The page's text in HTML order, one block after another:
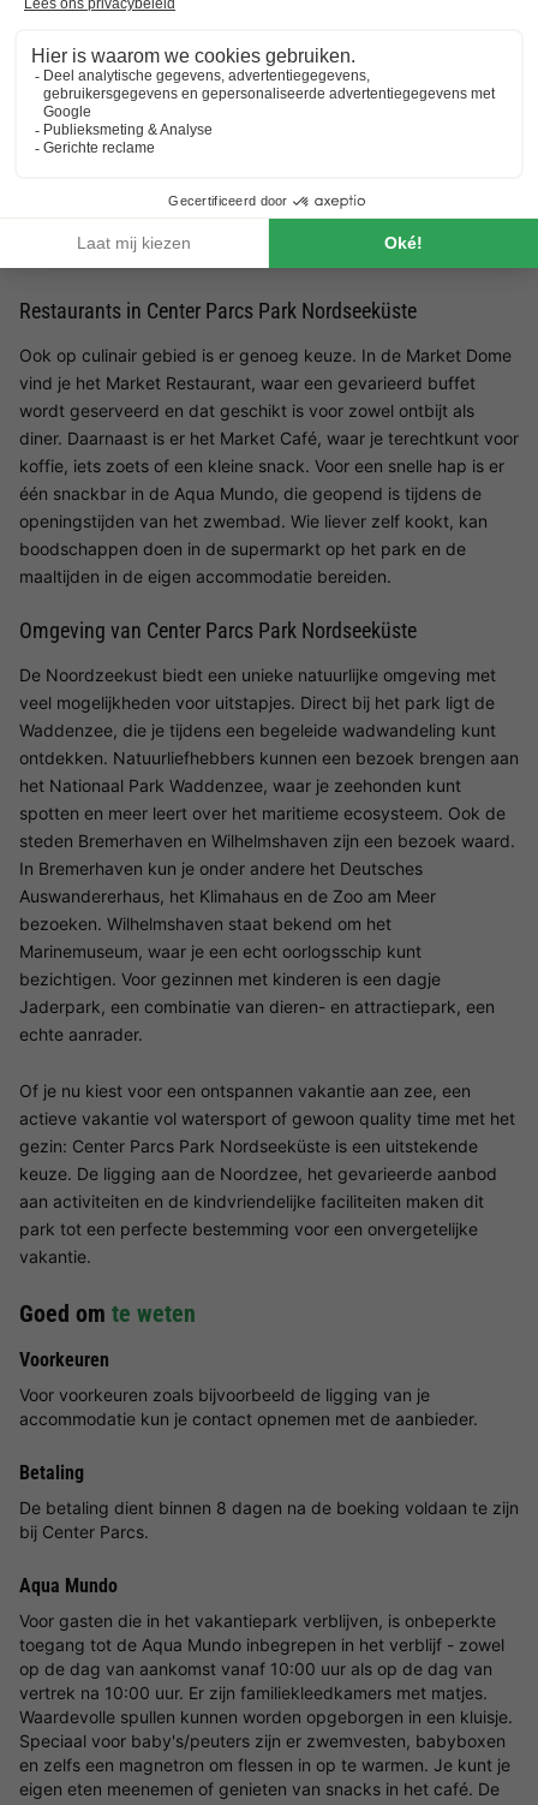
Zwembad in Center Parcs Park Nordseeküste
Het zwembad van Center Parcs Park Nordseeküste is een
hoogtepunt voor het hele gezin. In de Aqua Mundo vind je
meerdere glijbanen, een golfslagbad en een waterlandschap
met verschillende niveaus. De wildwaterbaan is bijzonder
een apart kinderbad met ondiep water en speelelementen.
verspreid door het zwembad staan.
Restaurants in Center Parcs Park Nordseeküste
Ook op culinair gebied is er genoeg keuze. In de Market Dome
vind je het Market Restaurant, waar een gevarieerd buffet
wordt geserveerd en dat geschikt is voor zowel ontbijt als
diner. Daarnaast is er het Market Café, waar je terechtkunt voor
koffie, iets zoets of een kleine snack. Voor een snelle hap is er
één snackbar in de Aqua Mundo, die geopend is tijdens de
openingstijden van het zwembad. Wie liever zelf kookt, kan
boodschappen doen in de supermarkt op het park en de
maaltijden in de eigen accommodatie bereiden.
Omgeving van Center Parcs Park Nordseeküste
De Noordzeekust biedt een unieke natuurlijke omgeving met
veel mogelijkheden voor uitstapjes. Direct bij het park ligt de
Waddenzee, die je tijdens een begeleide wadwandeling kunt
ontdekken. Natuurliefhebbers kunnen een bezoek brengen aan
het Nationaal Park Waddenzee, waar je zeehonden kunt
spotten en meer leert over het maritieme ecosysteem. Ook de
steden Bremerhaven en Wilhelmshaven zijn een bezoek waard.
In Bremerhaven kun je onder andere het Deutsches
Auswandererhaus, het Klimahaus en de Zoo am Meer
bezoeken. Wilhelmshaven staat bekend om het
Marinemuseum, waar je een echt oorlogsschip kunt
bezichtigen. Voor gezinnen met kinderen is een dagje
Jaderpark, een combinatie van dieren- en attractiepark, een
echte aanrader.
Of je nu kiest voor een ontspannen vakantie aan zee, een
actieve vakantie vol watersport of gewoon quality time met het
gezin: Center Parcs Park Nordseeküste is een uitstekende
keuze. De ligging aan de Noordzee, het gevarieerde aanbod
aan activiteiten en de kindvriendelijke faciliteiten maken dit
park tot een perfecte bestemming voor een onvergetelijke
vakantie.
Goed om te weten
Voorkeuren
Voor voorkeuren zoals bijvoorbeeld de ligging van je
accommodatie kun je contact opnemen met de aanbieder.
Betaling
De betaling dient binnen 8 dagen na de boeking voldaan te zijn
bij Center Parcs.
Aqua Mundo
Voor gasten die in het vakantiepark verblijven, is onbeperkte
toegang tot de Aqua Mundo inbegrepen in het verblijf - zowel
op de dag van aankomst vanaf 10:00 uur als op de dag van
vertrek na 10:00 uur. Er zijn familiekleedkamers met matjes.
Waardevolle spullen kunnen worden opgeborgen in een kluisje.
Speciaal voor baby's/peuters zijn er zwemvesten, babyboxen
en zelfs een magnetron om flessen in op te warmen. Je kunt je
eigen eten meenemen of genieten van snacks in het café. De